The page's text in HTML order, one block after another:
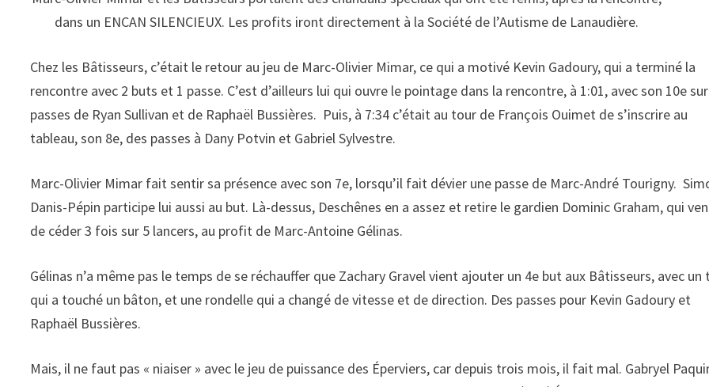
dans un ENCAN SILENCIEUX. Les profits iront directement à la Société de l’Autisme de Lanaudière.
Chez les Bâtisseurs, c’était le retour au jeu de Marc-Olivier Mimar, ce qui a motivé Kevin Gadoury, qui a terminé la
rencontre avec 2 buts et 1 passe. C’est d’ailleurs lui qui ouvre le pointage dans la rencontre, à 1:01, avec son 10e
passes de Ryan Sullivan et de Raphaël Bussières. Puis, à 7:34 c’était au tour de François Ouimet de s’inscrire au
tableau, son 8e, des passes à Dany Potvin et Gabriel Sylvestre.
Marc-Olivier Mimar fait sentir sa présence avec son 7e, lorsqu’il fait dévier une passe de Marc-André Tourigny.
Danis-Pépin participe lui aussi au but. Là-dessus, Deschênes en a assez et retire le gardien Dominic Graham, qui
de céder 3 fois sur 5 lancers, au profit de Marc-Antoine Gélinas.
Gélinas n’a même pas le temps de se réchauffer que Zachary Gravel vient ajouter un 4e but aux Bâtisseurs, avec un
qui a touché un bâton, et une rondelle qui a changé de vitesse et de direction. Des passes pour Kevin Gadoury et
Raphaël Bussières.
Mais, il ne faut pas « niaiser » avec le jeu de puissance des Éperviers, car depuis trois mois, il fait mal. Gabryel